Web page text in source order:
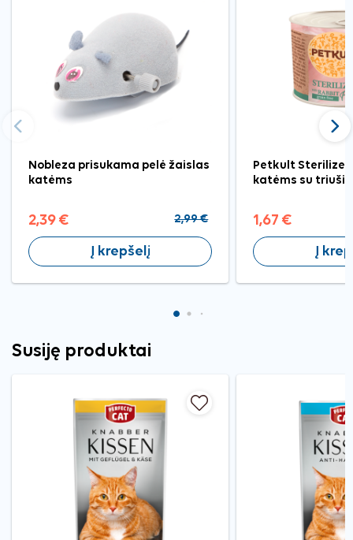
Nobleza prisukama pelė žaislas
katėms
2,39 € 2,99 €
Į krepšelį
Petkult
katėms su
1,67 €
Į
Ankstesnis
Susiję produktai